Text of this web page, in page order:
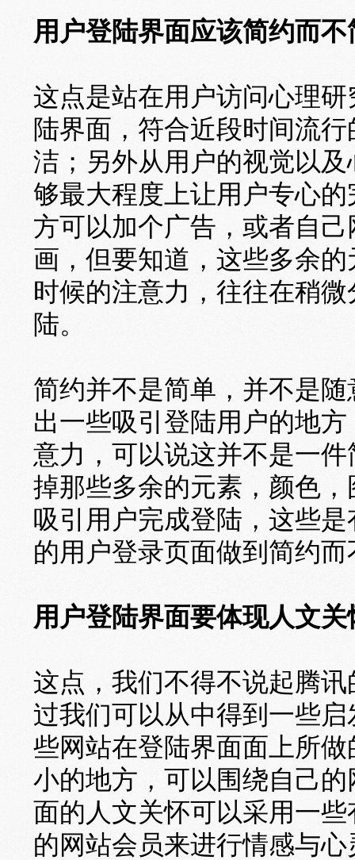
用户登陆界面应该简约而
这点是站在用户访问心理
陆界面，符合近段时间流
洁；另外从用户的视觉以
够最大程度上让用户专心
方可以加个广告，或者自
画，但要知道，这些多余
时候的注意力，往往在稍
陆。
简约并不是简单，并不是
出一些吸引登陆用户的地
意力，可以说这并不是一
掉那些多余的元素，颜色
吸引用户完成登陆，这些
的用户登录页面做到简约
用户登陆界面要体现人文
这点，我们不得不说起腾
过我们可以从中得到一些
些网站在登陆界面面上所
小的地方，可以围绕自己
面的人文关怀可以采用一
的网站会员来进行情感与